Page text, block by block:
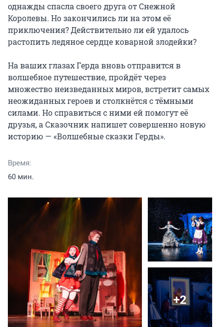
однажды спасла своего друга от Снежной
Королевы. Но закончились ли на этом её
приключения? Действительно ли ей удалось
растопить ледяное сердце коварной злодейки?
На ваших глазах Герда вновь отправится в
волшебное путешествие, пройдёт через
множество неизведанных миров, встретит самых
неожиданных героев и столкнётся с тёмными
силами. Но справиться с ними ей помогут её
друзья, а Сказочник напишет совершенно новую
историю — «Волшебные сказки Герды».
Время:
60 мин.
+2